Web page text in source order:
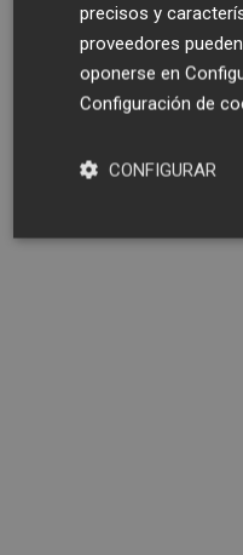
precisos y
proveedores
oponerse en
Configuración de
CONFIGURAR